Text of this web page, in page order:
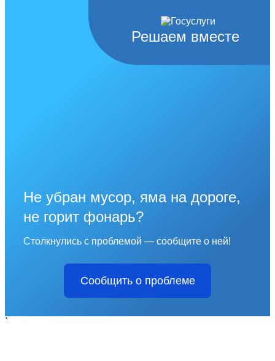
Решаем вместе
Не убран мусор, яма на дороге,
не горит фонарь?
Столкнулись с проблемой — сообщите о ней!
Сообщить о проблеме
`